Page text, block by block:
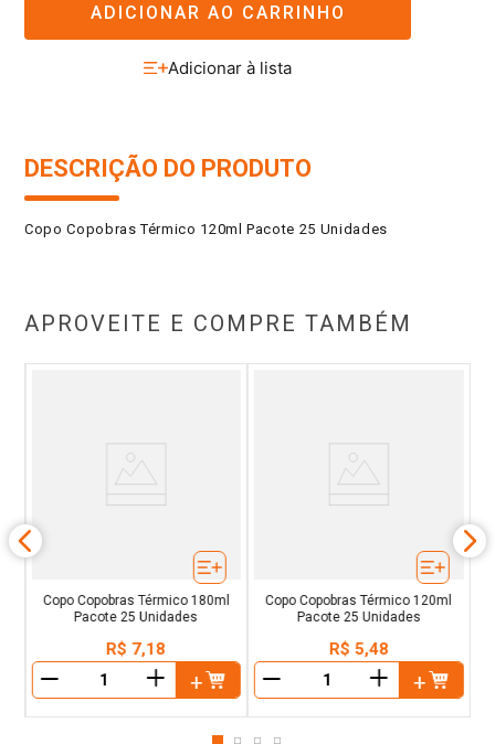
ADICIONAR AO CARRINHO
DESCRIÇÃO DO PRODUTO
Copo Copobras Térmico 120ml Pacote 25 Unidades
APROVEITE E COMPRE TAMBÉM
Copo Copobras Térmico 180ml
Pacote 25 Unidades
R$ 7,18
＋
Copo Copobras Térmico 120ml
Pacote 25 Unidades
R$ 5,48
＋